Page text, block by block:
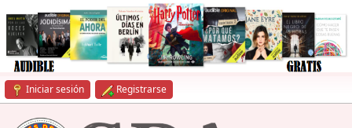
Iniciar sesión Registrarse